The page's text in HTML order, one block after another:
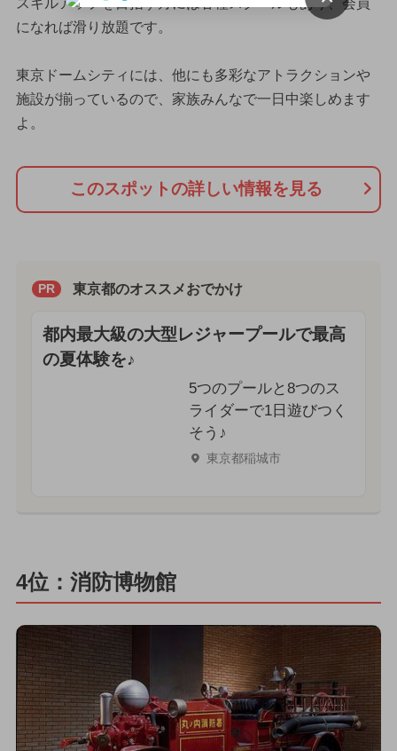
スキルアップを目指す方には各種スクールもあり、会員
になれば滑り放題です。
東京ドームシティには、他にも多彩なアトラクションや
施設が揃っているので、家族みんなで一日中楽しめます
よ。
このスポットの詳しい情報を見る
PR 東京都のオススメおでかけ
都内最大級の大型レジャープールで最高
の夏体験を♪
5つのプールと8つのス
ライダーで1日遊びつく
そう♪
東京都稲城市
4位：消防博物館